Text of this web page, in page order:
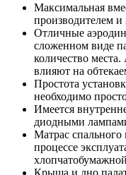
Максимальная
производителем
Отличные
сложенном виде
количество
влияют на
Простота
необходимо
Имеется
диодными
Матрас
процессе
Крыша и дно